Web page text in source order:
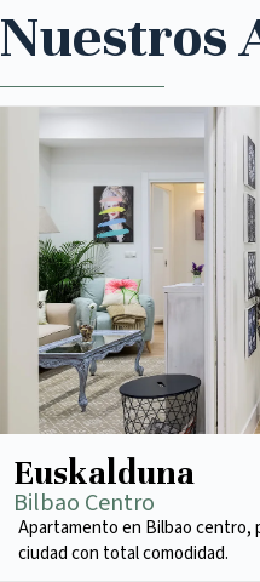
Nuestros
Euskalduna
Bilbao Centro
Apartamento en Bilbao centro,
ciudad con total comodidad.